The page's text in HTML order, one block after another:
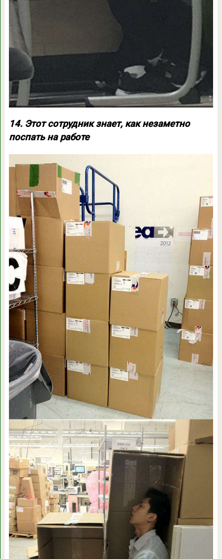
14. Этот сотрудник знает, как незаметно
поспать на работе